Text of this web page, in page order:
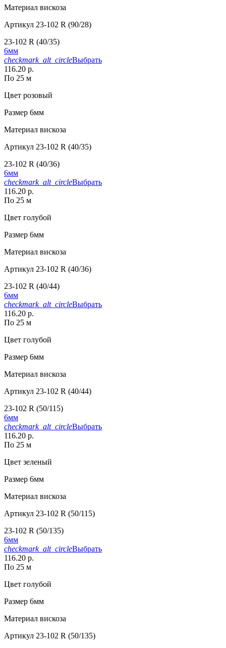
Материал вискоза
Артикул 23-102 R (90/28)
23-102 R (40/35)
6мм
checkmark_alt_circleВыбрать
116.20 р.
По 25 м
Цвет розовый
Размер 6мм
Материал вискоза
Артикул 23-102 R (40/35)
23-102 R (40/36)
6мм
checkmark_alt_circleВыбрать
116.20 р.
По 25 м
Цвет голубой
Размер 6мм
Материал вискоза
Артикул 23-102 R (40/36)
23-102 R (40/44)
6мм
checkmark_alt_circleВыбрать
116.20 р.
По 25 м
Цвет голубой
Размер 6мм
Материал вискоза
Артикул 23-102 R (40/44)
23-102 R (50/115)
6мм
checkmark_alt_circleВыбрать
116.20 р.
По 25 м
Цвет зеленый
Размер 6мм
Материал вискоза
Артикул 23-102 R (50/115)
23-102 R (50/135)
6мм
checkmark_alt_circleВыбрать
116.20 р.
По 25 м
Цвет голубой
Размер 6мм
Материал вискоза
Артикул 23-102 R (50/135)